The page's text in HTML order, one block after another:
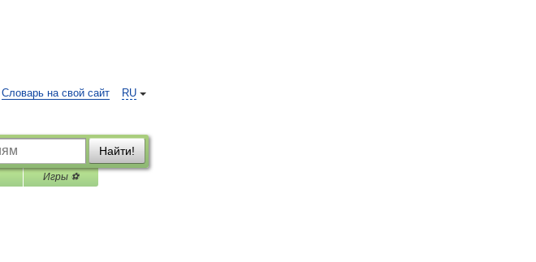
RU
Словарь на свой сайт
Найти!
Игры ⚽